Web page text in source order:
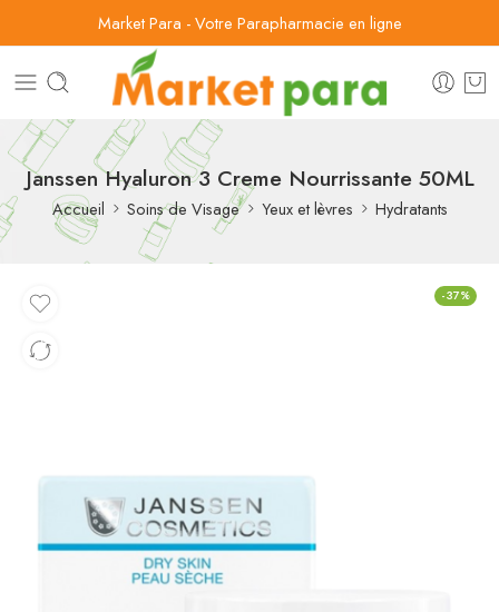
Market Para - Votre Parapharmacie en ligne
Janssen Hyaluron 3 Creme Nourrissante 50ML
Accueil Soins de Visage Yeux et lèvres Hydratants
-37%